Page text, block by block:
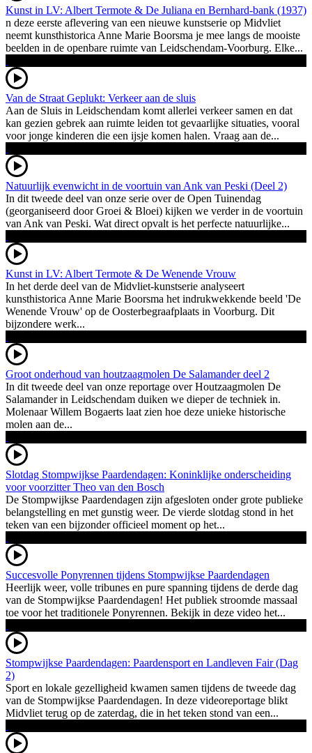
Kunst in LV: Albert Termote & De Juliana en Bernhard-bank (1937)
n deze eerste aflevering van een nieuwe kunstserie op Midvliet
neemt kunsthistorica Anne Marie Boorsma je mee langs de mooiste
beelden in de openbare ruimte van Leidschendam-Voorburg. Elke...
Van de Straat Geplukt: Verkeer aan de sluis
Aan de Sluis in Leidschendam komt allerlei verkeer samen en dat
kan gezien gebrek aan ruimte leiden tot gevaarlijke situaties, vooral
voor jonge kinderen die een ijsje komen halen. Vraag aan de...
Natuurlijk evenwicht in de voortuin van Ank van Peski (Deel 2)
In dit tweede deel van onze serie over de Open Tuinendag
(georganiseerd door Groei & Bloei) kijken we verder in de voortuin
van Ank van Peski. Wat direct opvalt is het perfecte natuurlijke...
Kunst in LV: Albert Termote & De Wenende Vrouw
In het derde deel van de Midvliet-kunstserie analyseert
kunsthistorica Anne Marie Boorsma het indrukwekkende beeld 'De
Wenende Vrouw' op de Oosterbegraafplaats in Voorburg. Dit
bijzondere werk...
Groot onderhoud van houtzaagmolen De Salamander deel 2
In dit tweede deel van onze reportage over Houtzaagmolen De
Salamander in Leidschendam duiken we dieper de techniek in.
Molenaar Willem Bogaerts laat zien hoe deze unieke historische
molen aan de...
Slotdag Stompwijkse Paardendagen: Koninklijke onderscheiding
voor voorzitter Theo van den Bosch
De Stompwijkse Paardendagen zijn afgesloten onder grote publieke
belangstelling en met gunstig weer. De vierde slotdag stond in het
teken van een bijzonder officieel moment op het...
Succesvolle Ponyrennen tijdens Stompwijkse Paardendagen
Heerlijk weer, volle tribunes en pure spanning tijdens de derde dag
van de Stompwijkse Paardendagen! Het publiek stroomde massaal
toe voor het traditionele Ponyrennen. Bekijk in deze video het...
Stompwijkse Paardendagen: Paardensport en Landleven Fair (Dag
2)
Sport en lokale gezelligheid kwamen samen tijdens de tweede dag
van de Stompwijkse Paardendagen. In deze videoreportage blikt
Midvliet terug op de zaterdag, die in het teken stond van een...